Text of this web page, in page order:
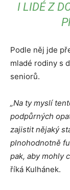
I LIDÉ Z
Podle něj jde
mladé rodiny s
seniorů.
„Na ty myslí
podpůrných
zajistit nějaký
plnohodnotně
pak, aby mohly
říká Kulhánek.